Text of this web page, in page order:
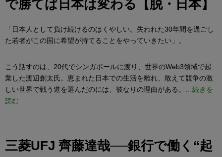
で勝てば日本は変わる【脱・日本】
「日本人として負け続けるのはくやしい。失われた30年間を過ごし
た若者がこの国に希望が持てることをやっていきたい」。
こう話すのは、20代でシンガポールに渡り、世界のWeb3領域で起
業した渡辺創太氏。恵まれた日本での生活を離れ、敢えて競争の激
しい世界で戦う道を選んだのには、彼なりの理由がある。
…続きを
読む
三菱UFJ 齊藤達哉──銀行で働く“起